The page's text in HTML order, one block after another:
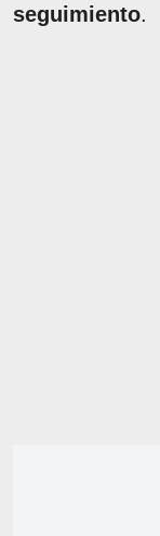
seguimiento.